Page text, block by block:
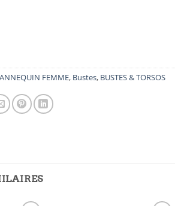
FEMME, Bustes, BUSTES & TORSOS